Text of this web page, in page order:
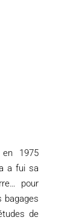
1975
a fui sa
pour
bagages
de